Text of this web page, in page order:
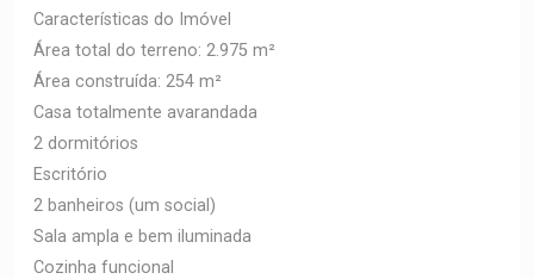
Características do Imóvel
Área total do terreno: 2.975 m²
Área construída: 254 m²
Casa totalmente avarandada
2 dormitórios
Escritório
2 banheiros (um social)
Sala ampla e bem iluminada
Cozinha funcional